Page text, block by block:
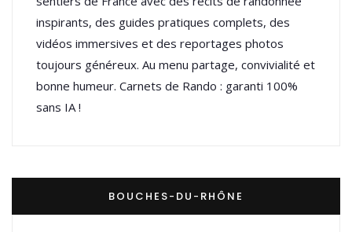
inspirants, des guides pratiques complets, des
vidéos immersives et des reportages photos
toujours généreux. Au menu partage, convivialité et
bonne humeur. Carnets de Rando : garanti 100%
sans IA !
BOUCHES-DU-RHÔNE